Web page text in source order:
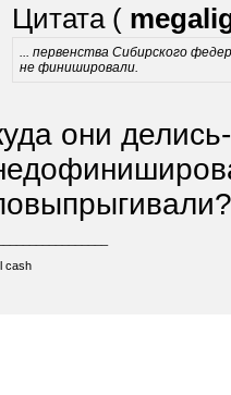
Цитата (
... первенства Сибирского
не финишировали.
они
cash